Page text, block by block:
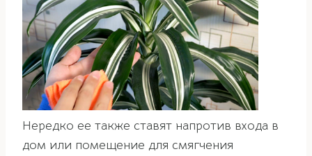
Нередко ее также ставят напротив входа в
дом или помещение для смягчения